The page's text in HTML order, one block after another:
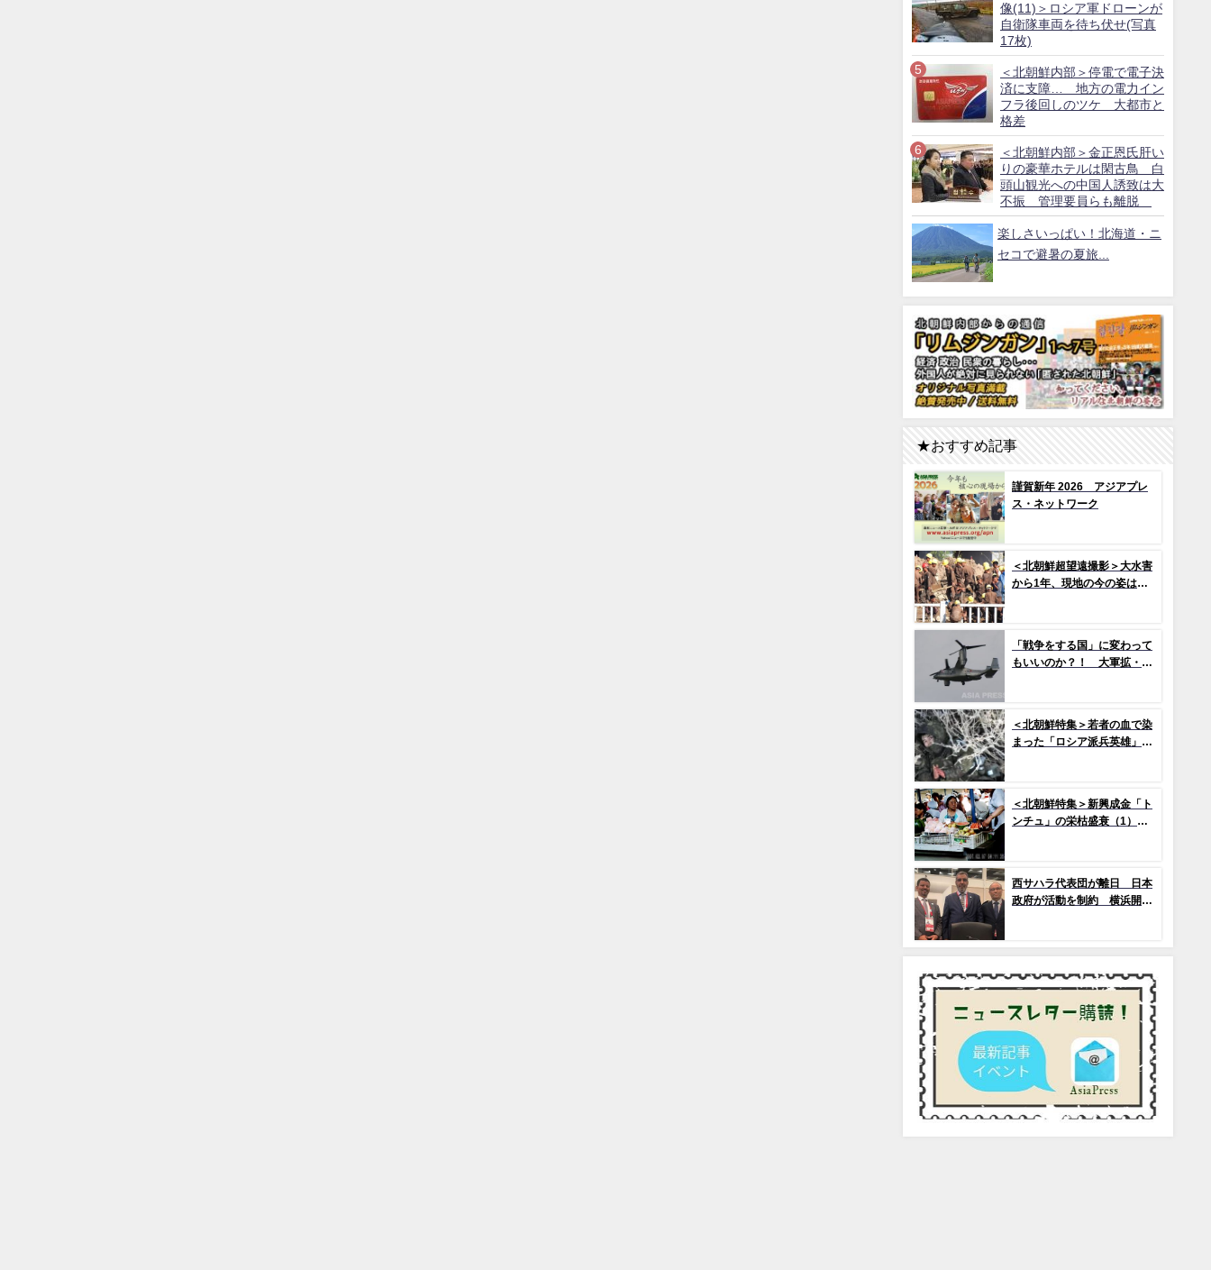
像(11)＞ロシア軍ドローンが
自衛隊車両を待ち伏せ(写真
17枚)
＜北朝鮮内部＞停電で電子決
済に支障… 地方の電力イン
フラ後回しのツケ 大都市と
格差
＜北朝鮮内部＞金正恩氏肝い
りの豪華ホテルは閑古鳥 白
頭山観光への中国人誘致は大
不振 管理要員らも離脱
楽しさいっぱい！北海道・ニ
セコで避暑の夏旅...
★おすすめ記事
謹賀新年 2026 アジアプレ
ス・ネットワーク
＜北朝鮮超望遠撮影＞大水害
から1年、現地の今の姿は？
人が大量動員（写真10枚）
「戦争をする国」に変わって
もいいのか？！ 大軍拡・戦
リュート・ドラゴン25」
＜北朝鮮特集＞若者の血で染
まった「ロシア派兵英雄」
＜北朝鮮特集＞新興成金「ト
ンチュ」の栄枯盛衰（1）
西サハラ代表団が離日 日本
政府が活動を制約 横浜開催